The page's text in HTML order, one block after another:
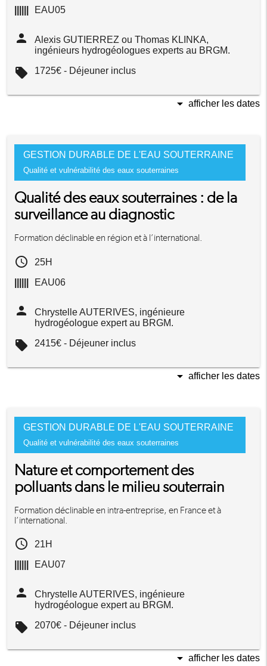
EAU05
person
Alexis GUTIERREZ ou Thomas KLINKA,
ingénieurs hydrogéologues experts au BRGM.
local_offer 1725€ - Déjeuner inclus
arrow_drop_down afficher les dates
GESTION DURABLE DE L'EAU SOUTERRAINE
Qualité et vulnérabilité des eaux souterraines
Qualité des eaux souterraines : de la
surveillance au diagnostic
Formation déclinable en région et à l’international.
access_time
25H
EAU06
person
Chrystelle AUTERIVES, ingénieure
hydrogéologue expert au BRGM.
local_offer 2415€ - Déjeuner inclus
arrow_drop_down afficher les dates
GESTION DURABLE DE L'EAU SOUTERRAINE
Qualité et vulnérabilité des eaux souterraines
Nature et comportement des
polluants dans le milieu souterrain
Formation déclinable en intra-entreprise, en France et à
l’international.
access_time
21H
EAU07
person
Chrystelle AUTERIVES, ingénieure
hydrogéologue expert au BRGM.
local_offer 2070€ - Déjeuner inclus
arrow_drop_down afficher les dates